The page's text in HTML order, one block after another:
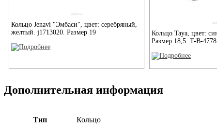
Кольцо Jenavi "Эмбаси", цвет: серебряный,
желтый. j1713020. Размер 19
Кольцо Taya, цвет:
Размер 18,5. T-B-4778
Дополнительная информация
Тип Кольцо